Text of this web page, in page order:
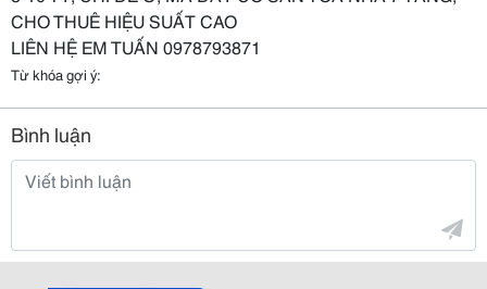
CHO THUÊ HIỆU SUẤT CAO
LIÊN HỆ EM TUẤN 0978793871
Từ khóa gợi ý:
Bình luận